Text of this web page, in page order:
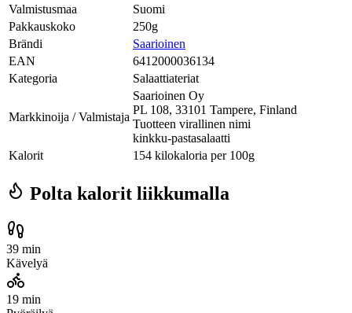
Valmistusmaa
Suomi
Pakkauskoko
250g
Brändi
Saarioinen
EAN
6412000036134
Kategoria
Salaattiateriat
Markkinoija / Valmistaja
Saarioinen Oy
PL 108, 33101 Tampere, Finland
Tuotteen virallinen nimi
kinkku-pastasalaatti
Kalorit
154 kilokaloria per 100g
Polta kalorit liikkumalla
39 min
Kävelyä
19 min